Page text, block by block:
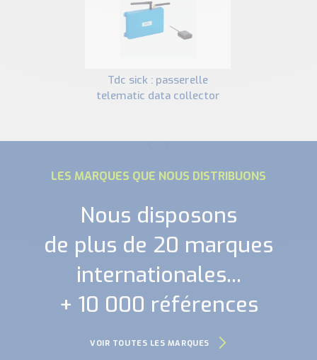
tdc sick : passerelle
telematic data collector
LES MARQUES QUE NOUS DISTRIBUONS
Nous disposons
de plus de 20 marques
internationales...
+ 10 000 références
VOIR TOUTES LES MARQUES